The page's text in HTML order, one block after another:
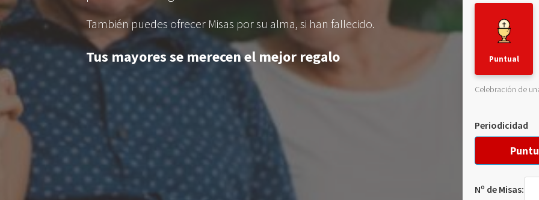
También puedes ofrecer Misas por su alma, si han fallecido.
Tus mayores se merecen el mejor regalo Puntual
Celebración de
Periodicidad
Nº de Misas: